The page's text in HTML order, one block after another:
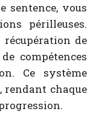
sentence, vous
périlleuses.
de
compétences
Ce système
rendant chaque